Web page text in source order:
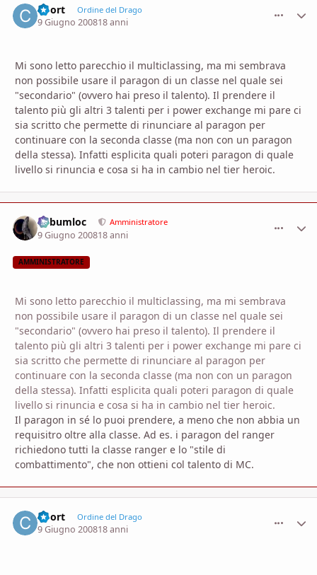
Coort Ordine del Drago
9 Giugno 200818 anni
Mi sono letto parecchio il multiclassing, ma mi sembrava
non possibile usare il paragon di un classe nel quale sei
"secondario" (ovvero hai preso il talento). Il prendere il
talento più gli altri 3 talenti per i power exchange mi pare ci
sia scritto che permette di rinunciare al paragon per
continuare con la seconda classe (ma non con un paragon
della stessa). Infatti esplicita quali poteri paragon di quale
livello si rinuncia e cosa si ha in cambio nel tier heroic.
Subumloc Amministratore
9 Giugno 200818 anni
AMMINISTRATORE
Mi sono letto parecchio il multiclassing, ma mi sembrava
non possibile usare il paragon di un classe nel quale sei
"secondario" (ovvero hai preso il talento). Il prendere il
talento più gli altri 3 talenti per i power exchange mi pare ci
sia scritto che permette di rinunciare al paragon per
continuare con la seconda classe (ma non con un paragon
della stessa). Infatti esplicita quali poteri paragon di quale
livello si rinuncia e cosa si ha in cambio nel tier heroic.
Il paragon in sé lo puoi prendere, a meno che non abbia un
requisitro oltre alla classe. Ad es. i paragon del ranger
richiedono tutti la classe ranger e lo "stile di
combattimento", che non ottieni col talento di MC.
Coort Ordine del Drago
9 Giugno 200818 anni